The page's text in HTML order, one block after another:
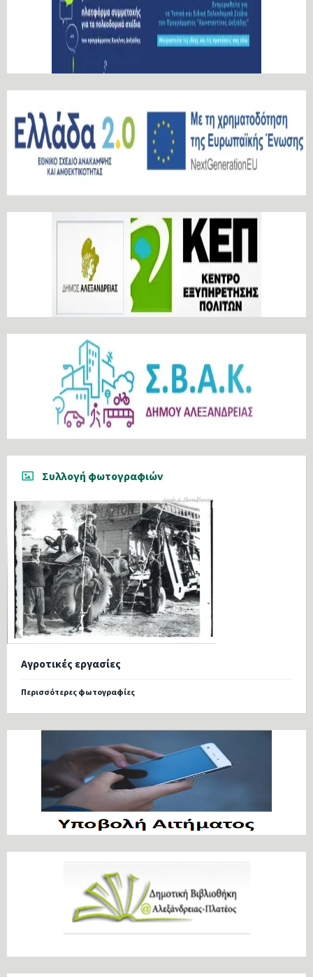
Συλλογή φωτογραφιών
Αγροτικές εργασίες
Περισσότερες φωτογραφίες